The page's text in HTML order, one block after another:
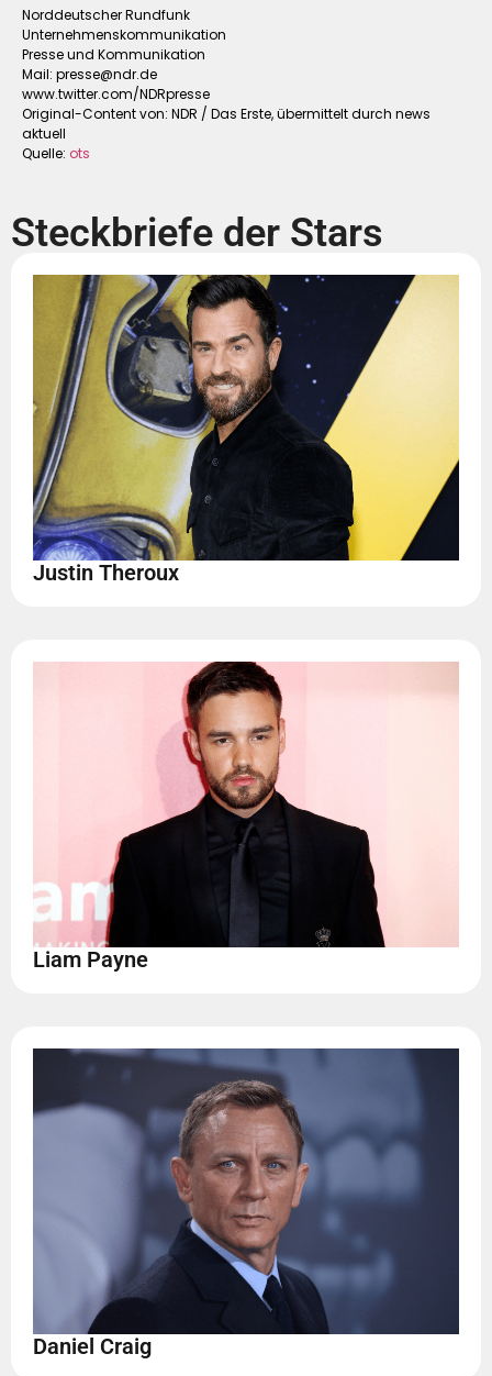
Norddeutscher Rundfunk
Unternehmenskommunikation
Presse und Kommunikation
Mail: presse@ndr.de
www.twitter.com/NDRpresse
Original-Content von: NDR / Das Erste, übermittelt durch news
aktuell
Quelle: ots
Steckbriefe der Stars
Justin Theroux
Liam Payne
Daniel Craig